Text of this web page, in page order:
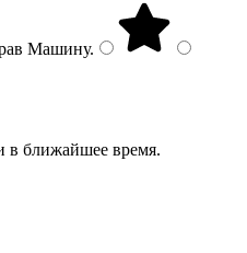
Машину.
в ближайшее время.